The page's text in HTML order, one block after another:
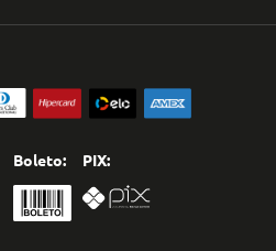
Boleto: PIX: